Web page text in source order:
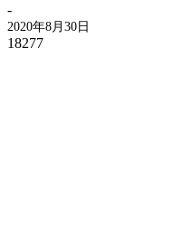
-
2020年8月30日
18277